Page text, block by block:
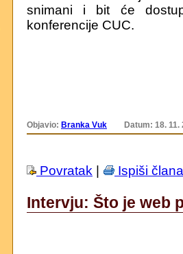
snimani i bit će
konferencije CUC.
Objavio: Branka Vuk Datum: 18. 11.
Povratak Ispiši
Intervju: Što je web